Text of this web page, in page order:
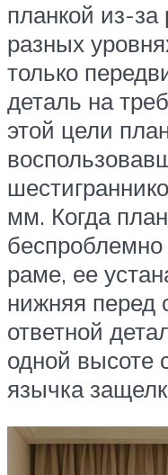
планкой из-
разных
только
деталь на
этой цели
мм. Когда
беспроблемно
раме, ее
нижняя перед
ответной
одной высоте
язычка